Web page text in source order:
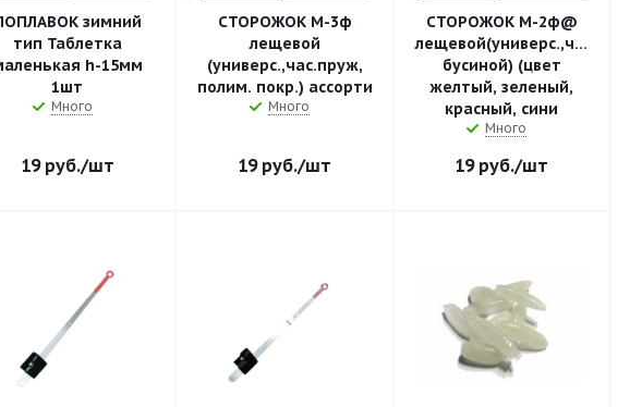
зимний
тип Таблетка
h-15мм
1шт
Много
19руб./шт
СТОРОЖОК М-3ф
лещевой
(универс.,час.пруж,
полим. покр.) ассорти
Много
19руб./шт
СТОРОЖОК М-2ф@
бусиной) (цвет
желтый, зеленый,
красный, сини
Много
19руб./шт